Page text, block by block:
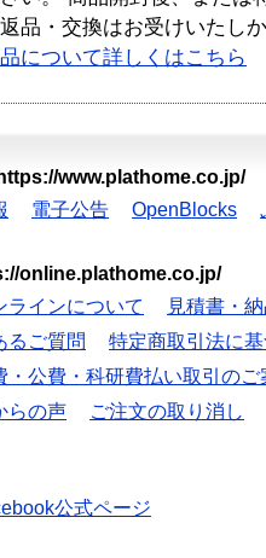
品・交換はお受けいたし
について詳しくはこちら
https://www.plathome.co.jp/
電子公告 OpenBlocks
online.plathome.co.jp/
ラインについて
見積書・
るご質問
特定商取引法に
・公費・科研費払い取引のご
らの声 ご注文の取り消し
公式ページ